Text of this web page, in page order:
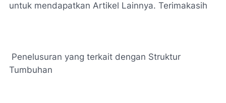
untuk mendapatkan Artikel Lainnya. Terimakasih
Penelusuran yang terkait dengan Struktur
Tumbuhan